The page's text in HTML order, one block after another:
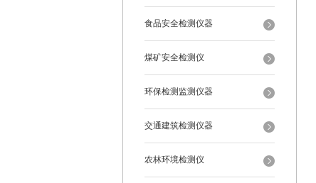
食品安全检测仪器
煤矿安全检测仪
环保检测监测仪器
交通建筑检测仪器
农林环境检测仪